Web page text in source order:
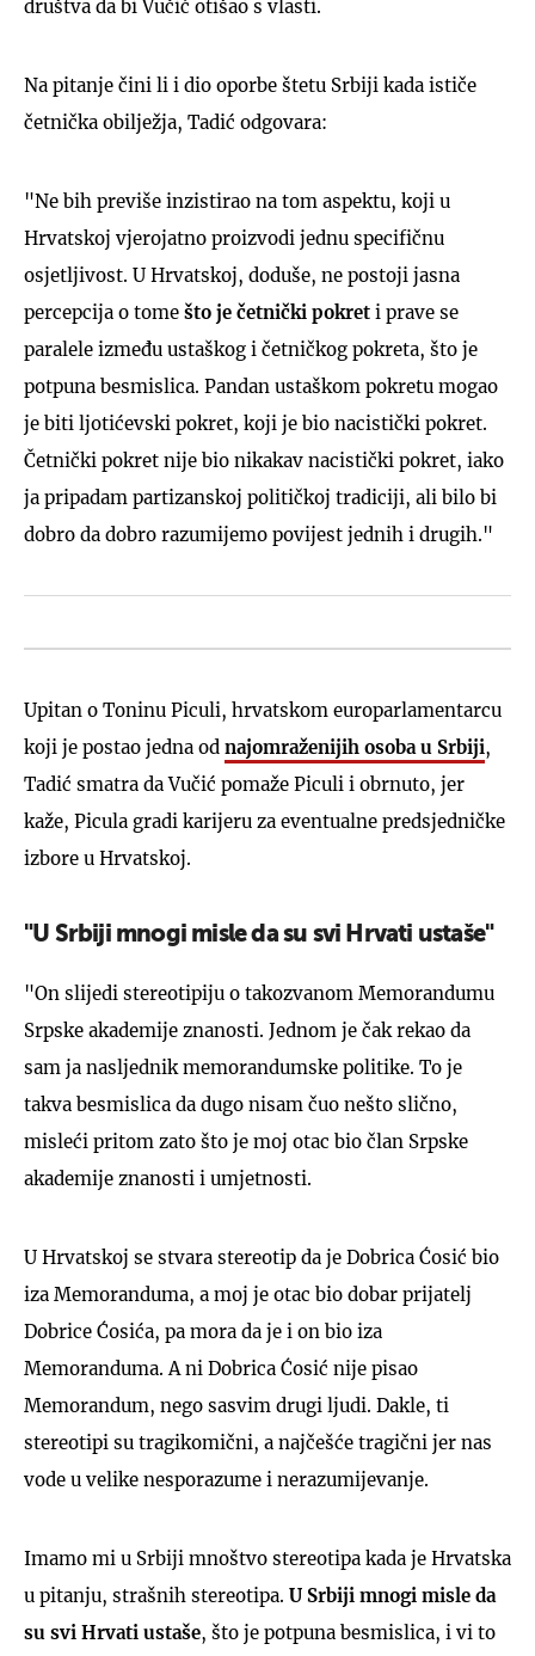
društva da bi Vučić otišao s vlasti.
Na pitanje čini li i dio oporbe štetu Srbiji kada ističe
četnička obilježja, Tadić odgovara:
"Ne bih previše inzistirao na tom aspektu, koji u
Hrvatskoj vjerojatno proizvodi jednu specifičnu
osjetljivost. U Hrvatskoj, doduše, ne postoji jasna
percepcija o tome što je četnički pokret i prave se
paralele između ustaškog i četničkog pokreta, što je
potpuna besmislica. Pandan ustaškom pokretu mogao
je biti ljotićevski pokret, koji je bio nacistički pokret.
Četnički pokret nije bio nikakav nacistički pokret, iako
ja pripadam partizanskoj političkoj tradiciji, ali bilo bi
dobro da dobro razumijemo povijest jednih i drugih."
Upitan o Toninu Piculi, hrvatskom europarlamentarcu
koji je postao jedna od najomraženijih osoba u Srbiji,
Tadić smatra da Vučić pomaže Piculi i obrnuto, jer
kaže, Picula gradi karijeru za eventualne predsjedničke
izbore u Hrvatskoj.
"U Srbiji mnogi misle da su svi Hrvati ustaše"
"On slijedi stereotipiju o takozvanom Memorandumu
Srpske akademije znanosti. Jednom je čak rekao da
sam ja nasljednik memorandumske politike. To je
takva besmislica da dugo nisam čuo nešto slično,
misleći pritom zato što je moj otac bio član Srpske
akademije znanosti i umjetnosti.
U Hrvatskoj se stvara stereotip da je Dobrica Ćosić bio
iza Memoranduma, a moj je otac bio dobar prijatelj
Dobrice Ćosića, pa mora da je i on bio iza
Memoranduma. A ni Dobrica Ćosić nije pisao
Memorandum, nego sasvim drugi ljudi. Dakle, ti
stereotipi su tragikomični, a najčešće tragični jer nas
vode u velike nesporazume i nerazumijevanje.
Imamo mi u Srbiji mnoštvo stereotipa kada je Hrvatska
u pitanju, strašnih stereotipa. U Srbiji mnogi misle da
su svi Hrvati ustaše, što je potpuna besmislica, i vi to